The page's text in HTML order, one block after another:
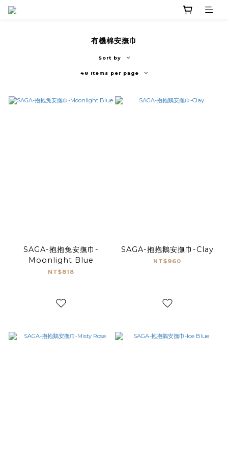
有機棉安撫巾
Sort by
48 Items per page
SAGA-抱抱兔安撫巾-
Moonlight Blue
NT$818
SAGA-抱抱鵝安撫巾-Clay
NT$960